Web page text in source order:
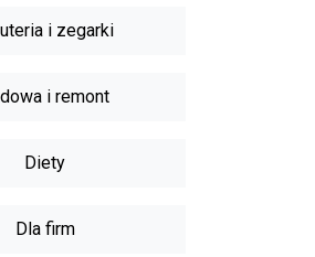
i zegarki
i remont
Diety
Dla firm